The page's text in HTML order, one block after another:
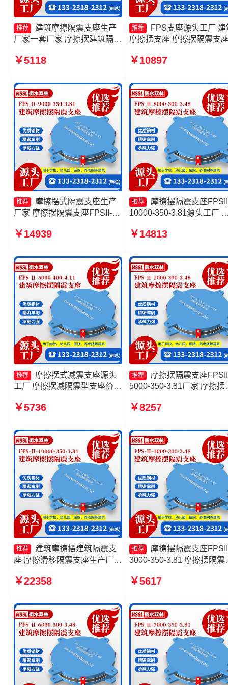
推荐
建筑摩擦隔震支座生产
厂家一套厂家 摩擦摆建筑隔震
7000-400-4.11厂家 FPS隔震
￥5118
推荐
FPS支座源头工厂 建
摩擦摆支座 摩擦摆隔震支
擦摆隔震支座FPSII-4000-
￥10897
推荐
摩擦摆式隔震支座生产
厂家 摩擦摆隔震支座FPSII-
摆隔震支座FPSII-4000-350-
座
￥14939
推荐
摩擦摆隔震支座
10000-350-3.81源头工厂
300-3.48源头工厂 摩擦摆
家
￥14813
推荐
摩擦摆式减震支座源头
工厂 摩擦摆减隔震型支座价格
400-4.11 FPS建筑摩擦摆支座
￥5736
推荐
摩擦摆隔震支座
5000-350-3.81厂家 摩擦摆
源头工厂 摩擦摆减隔震球
座源头工厂
￥8257
推荐
建筑摩擦摆建筑隔震支
座 摩擦滑移隔震支座生产厂家
摩擦摆隔震支座厂家
￥22358
推荐
摩擦摆隔震支座
3000-350-3.81 摩擦摆隔震
厂家 建筑摩擦隔震支座 摩
￥5617